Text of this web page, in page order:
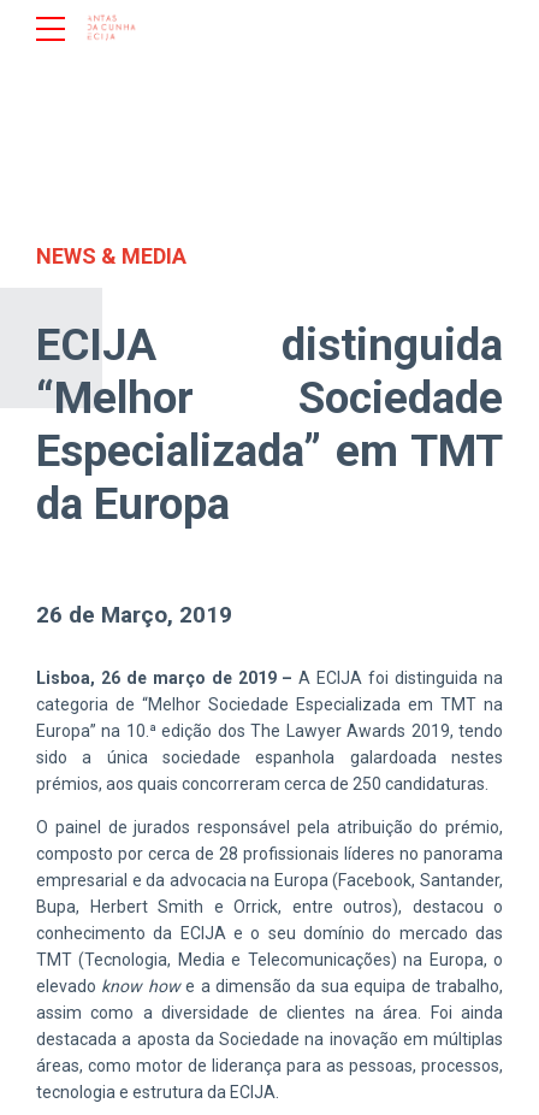
NEWS & MEDIA
ECIJA distinguida
“Melhor Sociedade
Especializada” em TMT
da Europa
26 de Março, 2019
Lisboa, 26 de março de 2019 –A ECIJA foi distinguida na
categoria de “Melhor Sociedade Especializada em TMT na
Europa” na 10.ª edição dos The Lawyer Awards 2019, tendo
sido a única sociedade espanhola galardoada nestes
prémios, aos quais concorreram cerca de 250 candidaturas.
O painel de jurados responsável pela atribuição do prémio,
composto por cerca de 28 profissionais líderes no panorama
empresarial e da advocacia na Europa (Facebook, Santander,
Bupa, Herbert Smith e Orrick, entre outros), destacou o
conhecimento da ECIJA e o seu domínio do mercado das
TMT (Tecnologia, Media e Telecomunicações) na Europa, o
elevado know howe a dimensão da sua equipa de trabalho,
assim como a diversidade de clientes na área. Foi ainda
destacada a aposta da Sociedade na inovação em múltiplas
áreas, como motor de liderança para as pessoas, processos,
tecnologia e estrutura da ECIJA.